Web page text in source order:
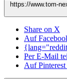
https://www.tom-
Share on X
Auf
Per E-Mail
Auf Pinterest